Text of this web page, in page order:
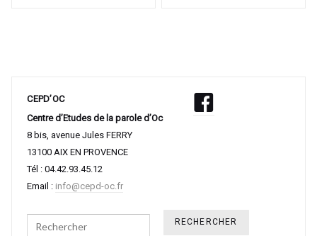
CEPD’OC
Centre d’Etudes de la parole d’Oc
8 bis, avenue Jules FERRY
13100 AIX EN PROVENCE
Tél : 04.42.93.45.12
Email : info@cepd-oc.fr
Search